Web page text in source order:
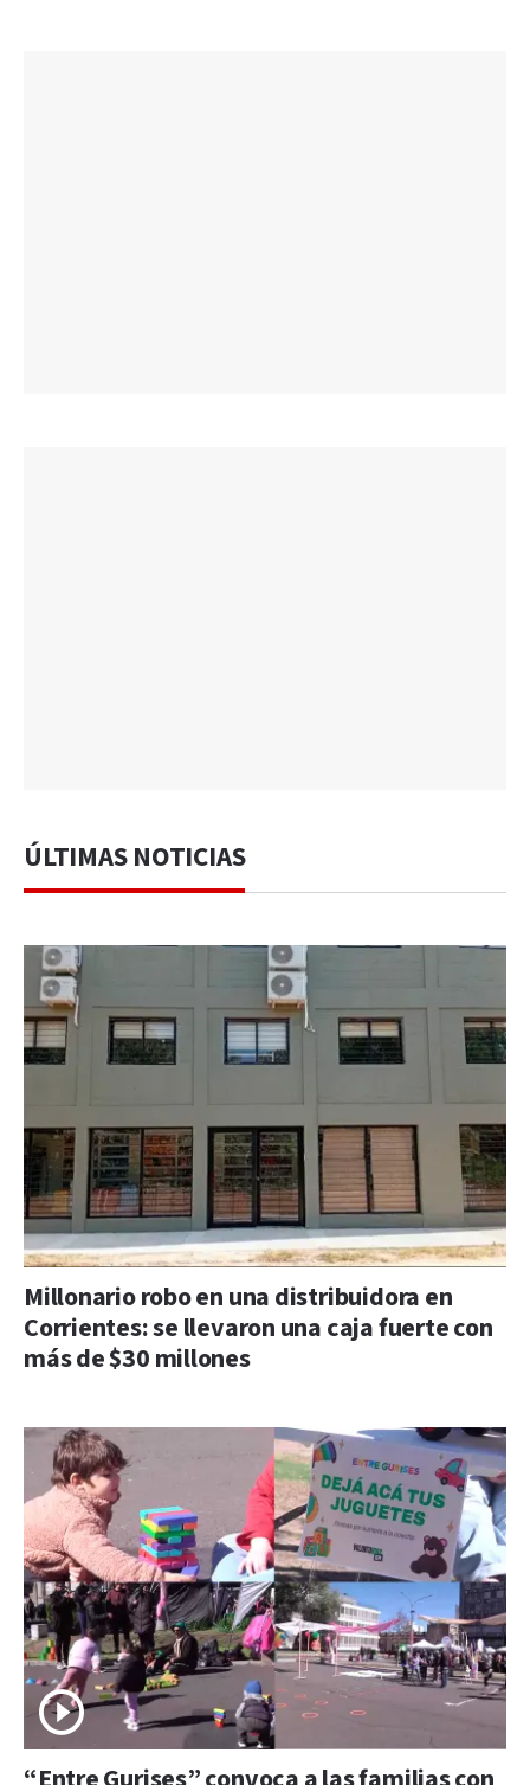
ÚLTIMAS NOTICIAS
Millonario robo en una distribuidora en
Corrientes: se llevaron una caja fuerte con
más de $30 millones